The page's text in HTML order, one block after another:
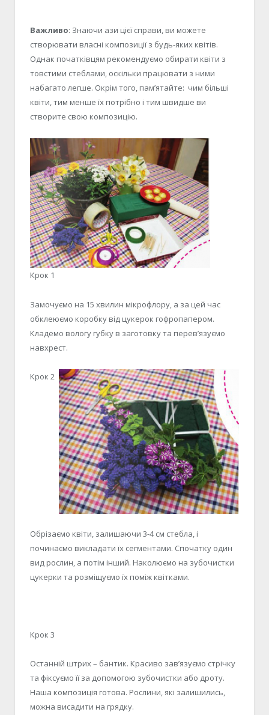
Важливо: Знаючи ази цієї справи, ви можете
створювати власні композиції з будь-яких квітів.
Однак початківцям рекомендуємо обирати квіти з
товстими стеблами, оскільки працювати з ними
набагато легше. Окрім того, пам’ятайте: чим більші
квіти, тим менше їх потрібно і тим швидше ви
створите свою композицію.
Крок 1
Замочуємо на 15 хвилин мікрофлору, а за цей час
обклеюємо коробку від цукерок гофропапером.
Кладемо вологу губку в заготовку та перев’язуємо
навхрест.
Крок 2
Обрізаємо квіти, залишаючи 3-4 см стебла, і
починаємо викладати їх сегментами. Спочатку один
вид рослин, а потім інший. Наколюємо на зубочистки
цукерки та розміщуємо їх поміж квітками.
Крок 3
Останній штрих – бантик. Красиво зав’язуємо стрічку
та фіксуємо її за допомогою зубочистки або дроту.
Наша композиція готова. Рослини, які залишились,
можна висадити на грядку.